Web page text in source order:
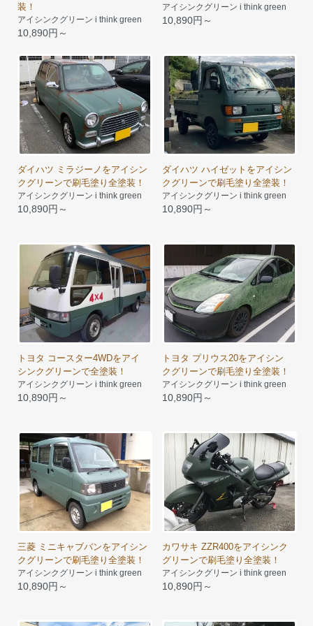
装！
アイシンクグリーン i think green
10,890円～
アイシンクグリーン i think green
10,890円～
ダイハツ ミラジーノをアイシン
クグリーンで刷毛塗り全塗装！
アイシンクグリーン i think green
10,890円～
ダイハツ ハイゼットをアイシン
クグリーンで刷毛塗り全塗装！
アイシンクグリーン i think green
10,890円～
トヨタ コースター4WDをアイ
シンクグリーンで全塗装！
アイシンクグリーン i think green
10,890円～
トヨタ プリウス20をアイシン
クグリーンで刷毛塗り全塗装！
アイシンクグリーン i think green
10,890円～
三菱 ミニキャブバンをアイシン
クグリーンで刷毛塗り全塗装！
アイシンクグリーン i think green
10,890円～
カワサキ ZZR400をアイシンク
グリーンで刷毛塗り全塗装！
アイシンクグリーン i think green
10,890円～